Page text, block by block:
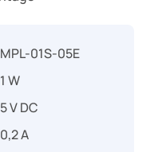
MPL-01S-05E
1 W
5 V DC
0,2 A